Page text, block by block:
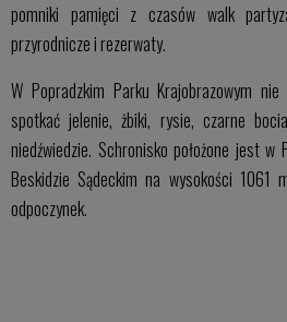
pomniki pamięci z czasów walk
przyrodnicze i rezerwaty.
W Popradzkim Parku Krajobrazowym
spotkać jelenie, żbiki, rysie, czarne
niedźwiedzie. Schronisko położone jest w
Beskidzie Sądeckim na wysokości 1061
odpoczynek.